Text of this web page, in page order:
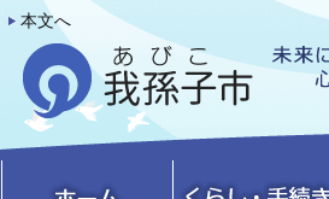
本文へ